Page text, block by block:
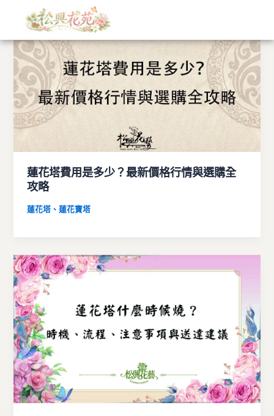
類
蓮花塔費用是多少？最新價格行情與選購全
攻略
蓮花塔、蓮花寶塔